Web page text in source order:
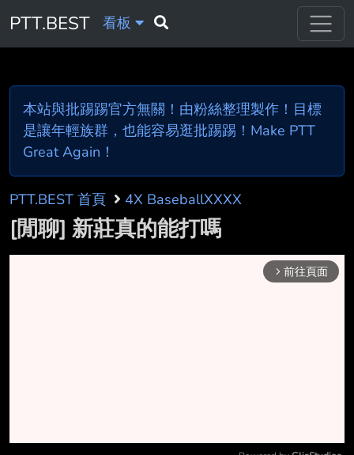
PTT.BEST 看板
本站與批踢踢官方無關！由粉絲整理製作！目標
是讓年輕族群，也能容易逛批踢踢！Make PTT
Great Again！
PTT.BEST 首頁 4X BaseballXXXX
[閒聊] 新莊真的能打嗎
arrow_forward_ios 前往頁面